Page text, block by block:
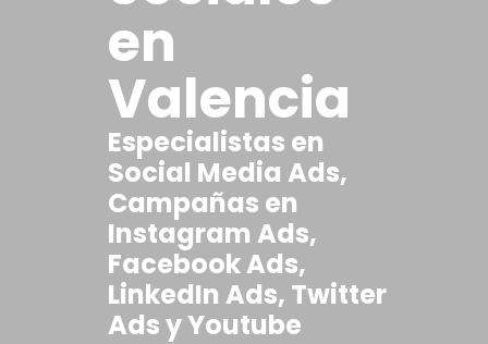
en
Valencia
Especialistas en
Social Media Ads,
Campañas en
Instagram Ads,
Facebook Ads,
LinkedIn Ads, Twitter
Ads y Youtube